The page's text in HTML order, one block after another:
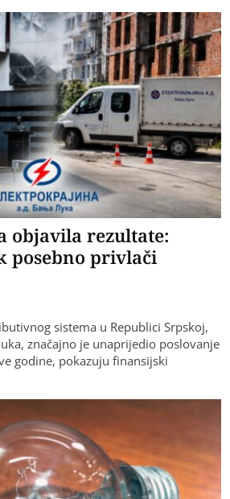
objavila rezultate:
posebno privlači
sistema u Republici Srpskoj,
značajno je unaprijedio poslovanje
godine, pokazuju finansijski